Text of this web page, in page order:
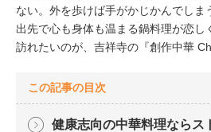
ない。外を歩けば手がかじかんでしま
出先で心も身体も温まる鍋料理が恋し
訪れたいのが、吉祥寺の『創作中華
この記事の目次
健康志向の中華料理ならス